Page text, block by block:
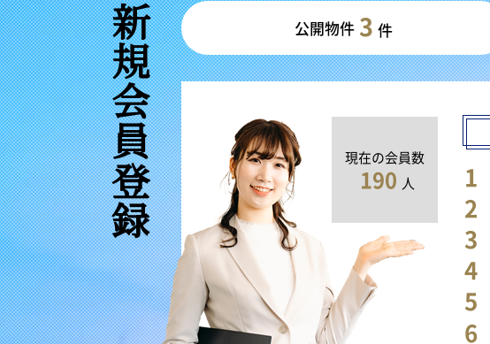
新規会員登録 公開物件 3 件
現在の会員数
190 人